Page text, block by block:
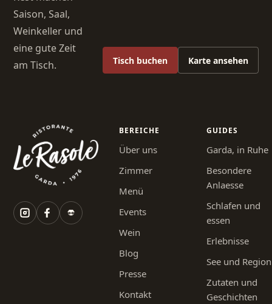
Saison, Saal,
Weinkeller und
eine gute Zeit
am Tisch.
Tisch buchen Karte ansehen
BEREICHE
Über uns
Zimmer
Menü
Events
Wein
Blog
Presse
Kontakt
GUIDES
Garda, in Ruhe
Besondere
Anlaesse
Schlafen und
essen
Erlebnisse
See und Region
Zutaten und
Geschichten